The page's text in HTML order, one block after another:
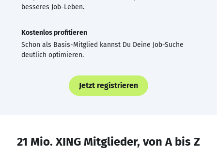
besseres Job-Leben.
Kostenlos profitieren
Schon als Basis-Mitglied kannst Du Deine Job-Suche
deutlich optimieren.
Jetzt registrieren
21 Mio. XING Mitglieder, von A bis Z